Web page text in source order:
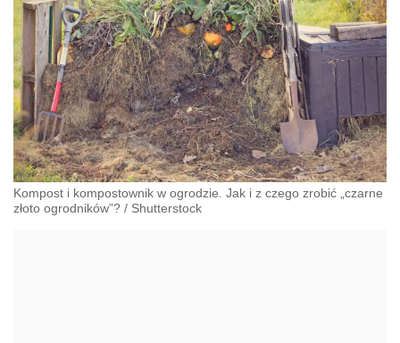
Kompost i kompostownik w ogrodzie. Jak i z czego zrobić „czarne
złoto ogrodników”? / Shutterstock